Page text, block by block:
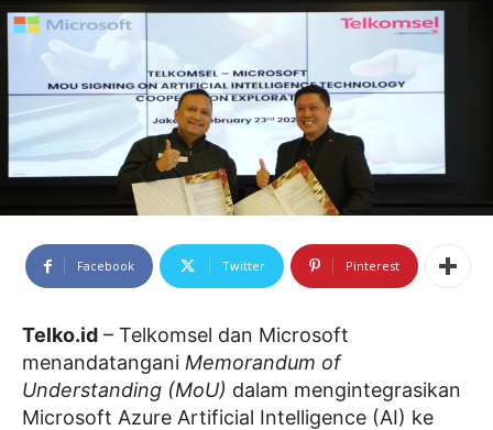
Facebook Twitter Pinterest
Telko.id – Telkomsel dan Microsoft
menandatangani Memorandum of
Understanding (MoU) dalam mengintegrasikan
Microsoft Azure Artificial Intelligence (AI) ke